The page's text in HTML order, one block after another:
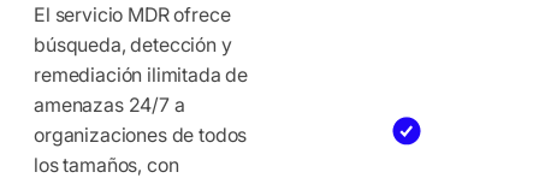
El servicio MDR ofrece
búsqueda, detección y
remediación ilimitada de
amenazas 24/7 a
organizaciones de todos
los tamaños, con